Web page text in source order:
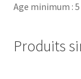
Age minimum : 5
Produits